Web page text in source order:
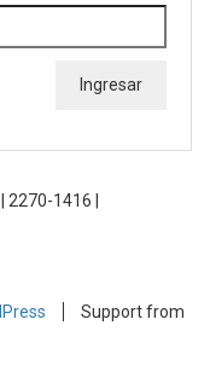
1416 |
Support from